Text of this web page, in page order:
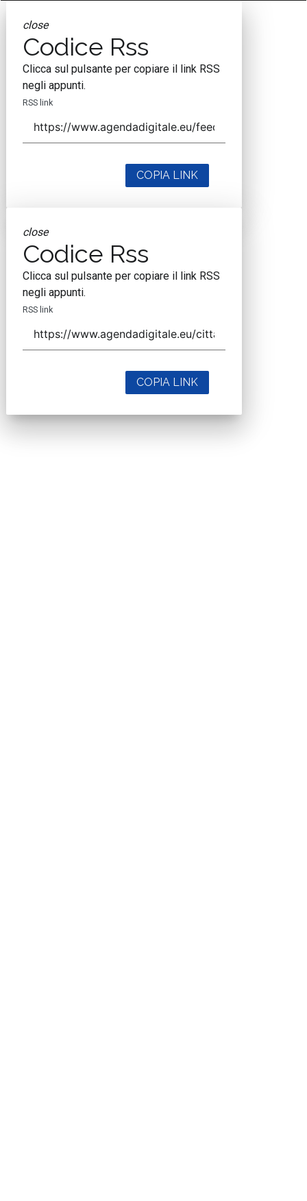
close
Codice Rss
Clicca sul pulsante per copiare il link RSS
negli appunti.
RSS link
COPIA LINK
close
Codice Rss
Clicca sul pulsante per copiare il link RSS
negli appunti.
RSS link
COPIA LINK